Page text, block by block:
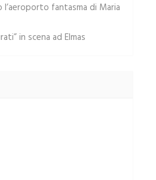
fantasma di Maria
in scena ad Elmas